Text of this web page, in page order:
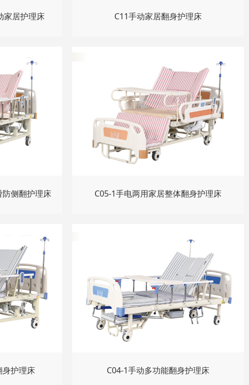
家居护理床 C11手动家居翻身护理床
侧翻护理床 C05-1手电两用家居整体翻身护理床
护理床 C04-1手动多功能翻身护理床